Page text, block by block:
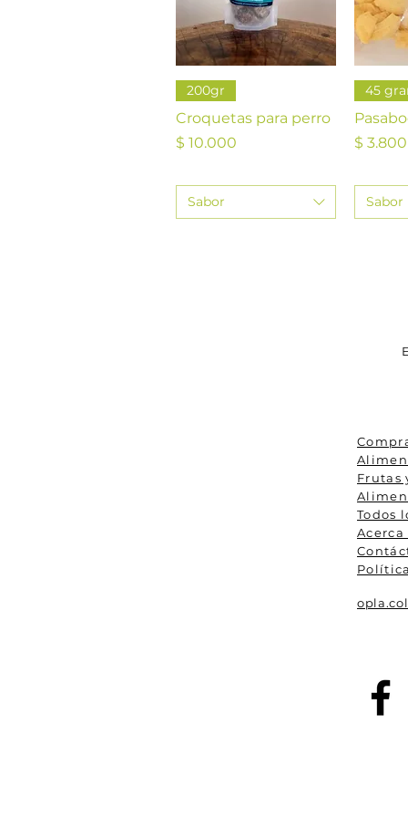
Vista rápida
200gr
Croquetas para perro
Precio
$ 10.000
Sabor
45
Precio
$ 3.800
Sabor
Frutas
Todos
Acerca